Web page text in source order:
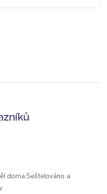
doma.Seštelováno a